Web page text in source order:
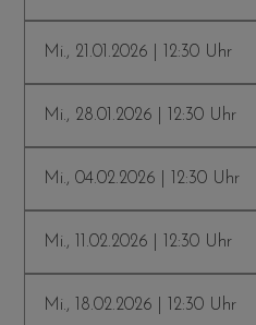
Mi., 21.01.2026 | 12:30 Uhr
Mi., 28.01.2026 | 12:30 Uhr
Mi., 04.02.2026 | 12:30 Uhr
Mi., 11.02.2026 | 12:30 Uhr
Mi., 18.02.2026 | 12:30 Uhr